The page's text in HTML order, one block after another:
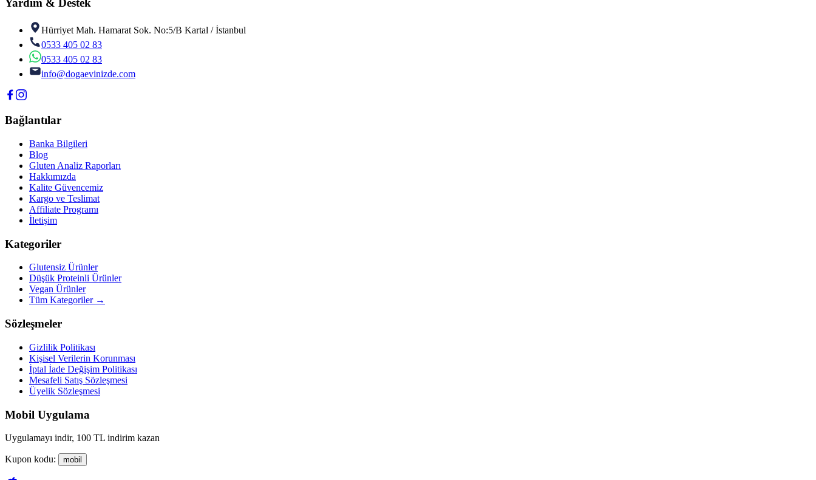
Yardım & Destek
Hürriyet Mah. Hamarat Sok. No:5/B Kartal / İstanbul
0533 405 02 83
0533 405 02 83
info@dogaevinizde.com
Bağlantılar
Banka Bilgileri
Blog
Gluten Analiz Raporları
Hakkımızda
Kalite Güvencemiz
Kargo ve Teslimat
Affiliate Programı
İletişim
Kategoriler
Glutensiz Ürünler
Düşük Proteinli Ürünler
Vegan Ürünler
Tüm Kategoriler →
Sözleşmeler
Gizlilik Politikası
Kişisel Verilerin Korunması
İptal İade Değişim Politikası
Mesafeli Satış Sözleşmesi
Üyelik Sözleşmesi
Mobil Uygulama
Uygulamayı indir, 100 TL indirim kazan
Kupon kodu: mobil